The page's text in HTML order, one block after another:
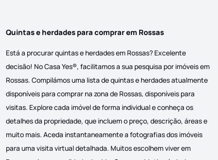
Quintas e herdades para comprar em Rossas
Está a procurar quintas e herdades em Rossas? Excelente
decisão! No Casa Yes®, facilitamos a sua pesquisa por imóveis em
Rossas. Compilámos uma lista de quintas e herdades atualmente
disponíveis para comprar na zona de Rossas, disponíveis para
visitas. Explore cada imóvel de forma individual e conheça os
detalhes da propriedade, que incluem o preço, descrição, áreas e
muito mais. Aceda instantaneamente a fotografias dos imóveis
para uma visita virtual detalhada. Muitos escolhem viver em